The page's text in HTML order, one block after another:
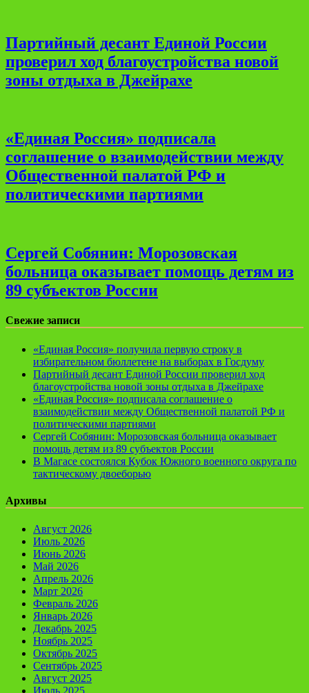
Партийный десант Единой России
проверил ход благоустройства новой
зоны отдыха в Джейрахе
«Единая Россия» подписала
соглашение о взаимодействии между
Общественной палатой РФ и
политическими партиями
Сергей Собянин: Морозовская
больница оказывает помощь детям из
89 субъектов России
Свежие записи
«Единая Россия» получила первую строку в
избирательном бюллетене на выборах в Госдуму
Партийный десант Единой России проверил ход
благоустройства новой зоны отдыха в Джейрахе
«Единая Россия» подписала соглашение о
взаимодействии между Общественной палатой РФ и
политическими партиями
Сергей Собянин: Морозовская больница оказывает
помощь детям из 89 субъектов России
В Магасе состоялся Кубок Южного военного округа по
тактическому двоеборью
Архивы
Август 2026
Июль 2026
Июнь 2026
Май 2026
Апрель 2026
Март 2026
Февраль 2026
Январь 2026
Декабрь 2025
Ноябрь 2025
Октябрь 2025
Сентябрь 2025
Август 2025